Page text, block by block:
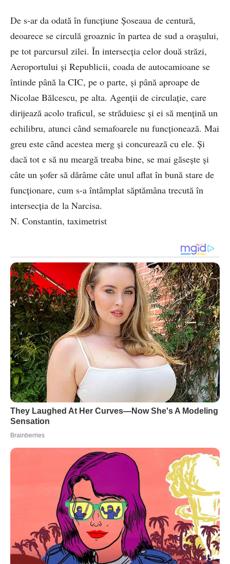
De s-ar da odată în funcțiune Șoseaua de centură,
deoarece se circulă groaznic în partea de sud a orașului,
pe tot parcursul zilei. În intersecția celor două străzi,
Aeroportului și Republicii, coada de autocamioane se
întinde până la CIC, pe o parte, și până aproape de
Nicolae Bălcescu, pe alta. Agenții de circulație, care
dirijează acolo traficul, se străduiesc și ei să mențină un
echilibru, atunci când semafoarele nu funcționează. Mai
greu este când acestea merg și concurează cu ele. Și
dacă tot e să nu meargă treaba bine, se mai găsește și
câte un șofer să dărâme câte unul aflat în bună stare de
funcționare, cum s-a întâmplat săptămâna trecută în
intersecția de la Narcisa.
N. Constantin, taximetrist